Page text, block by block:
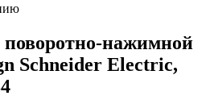
поворотно-нажимной
Schneider Electric,